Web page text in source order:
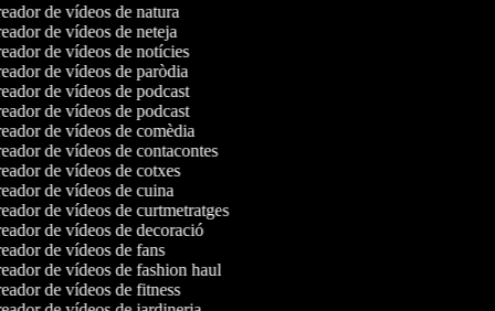
de vídeos de natura
de vídeos de neteja
de vídeos de notícies
de vídeos de paròdia
de vídeos de podcast
de vídeos de podcast
de vídeos de comèdia
de vídeos de contacontes
de vídeos de cotxes
de vídeos de cuina
de vídeos de curtmetratges
de vídeos de decoració
de vídeos de fans
de vídeos de fashion haul
de vídeos de fitness